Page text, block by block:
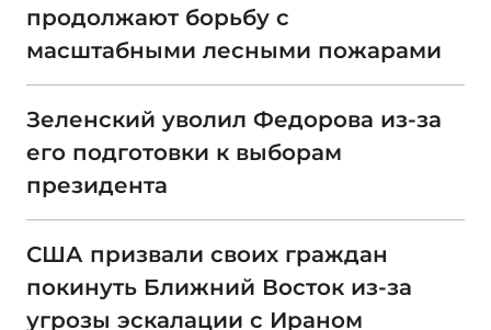
продолжают борьбу с
масштабными лесными пожарами
Зеленский уволил Федорова из-за
его подготовки к выборам
президента
США призвали своих граждан
покинуть Ближний Восток из-за
угрозы эскалации с Ираном